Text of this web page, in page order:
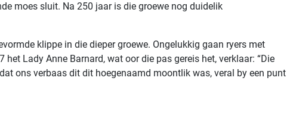
moes sluit. Na 250 jaar is die groewe nog duidelik
klippe in die dieper groewe. Ongelukkig gaan ryers met
Lady Anne Barnard, wat oor die pas gereis het, verklaar: “Die
ons verbaas dit dit hoegenaamd moontlik was, veral by een punt